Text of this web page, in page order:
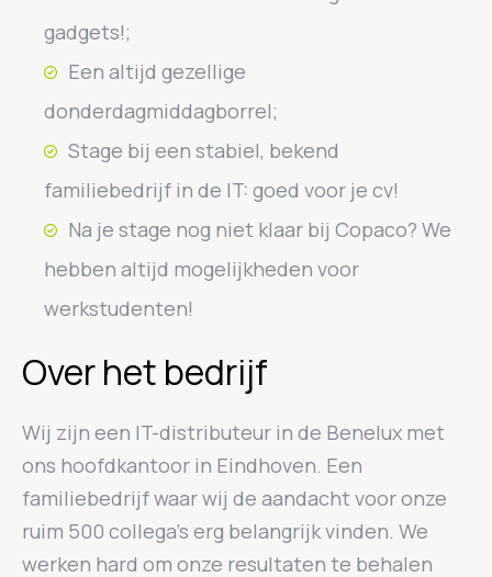
gadgets!;
Een altijd gezellige
donderdagmiddagborrel;
Stage bij een stabiel, bekend
familiebedrijf in de IT: goed voor je cv!
Na je stage nog niet klaar bij Copaco? We
hebben altijd mogelijkheden voor
werkstudenten!
Over het bedrijf
Wij zijn een IT-distributeur in de Benelux met
ons hoofdkantoor in Eindhoven. Een
familiebedrijf waar wij de aandacht voor onze
ruim 500 collega’s erg belangrijk vinden. We
werken hard om onze resultaten te behalen